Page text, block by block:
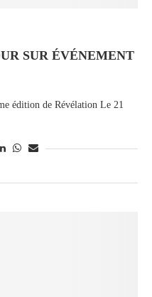
SUR ÉVÉNEMENT
édition de Révélation Le 21